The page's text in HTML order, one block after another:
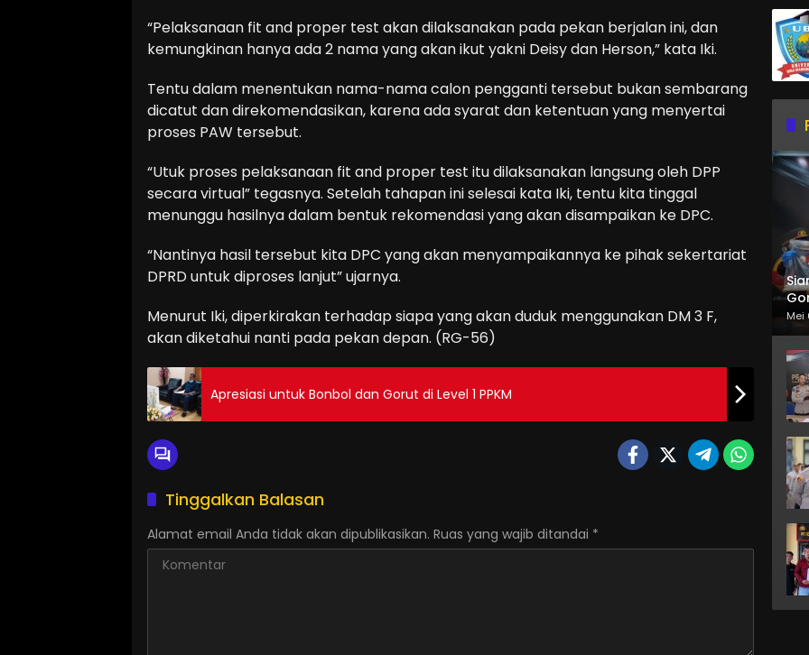
“Pelaksanaan fit and proper test akan dilaksanakan pada pekan berjalan ini, dan
kemungkinan hanya ada 2 nama yang akan ikut yakni Deisy dan Herson,” kata Iki.
Tentu dalam menentukan nama-nama calon pengganti tersebut bukan sembarang
dicatut dan direkomendasikan, karena ada syarat dan ketentuan yang menyertai
proses PAW tersebut.
“Utuk proses pelaksanaan fit and proper test itu dilaksanakan langsung oleh DPP
secara virtual” tegasnya. Setelah tahapan ini selesai kata Iki, tentu kita tinggal
menunggu hasilnya dalam bentuk rekomendasi yang akan disampaikan ke DPC.
“Nantinya hasil tersebut kita DPC yang akan menyampaikannya ke pihak sekertariat
DPRD untuk diproses lanjut” ujarnya.
Menurut Iki, diperkirakan terhadap siapa yang akan duduk menggunakan DM 3 F,
akan diketahui nanti pada pekan depan. (RG-56)
Apresiasi untuk Bonbol dan Gorut di Level 1 PPKM
Tinggalkan Balasan
Alamat email Anda tidak akan dipublikasikan. Ruas yang wajib ditandai *
Mei